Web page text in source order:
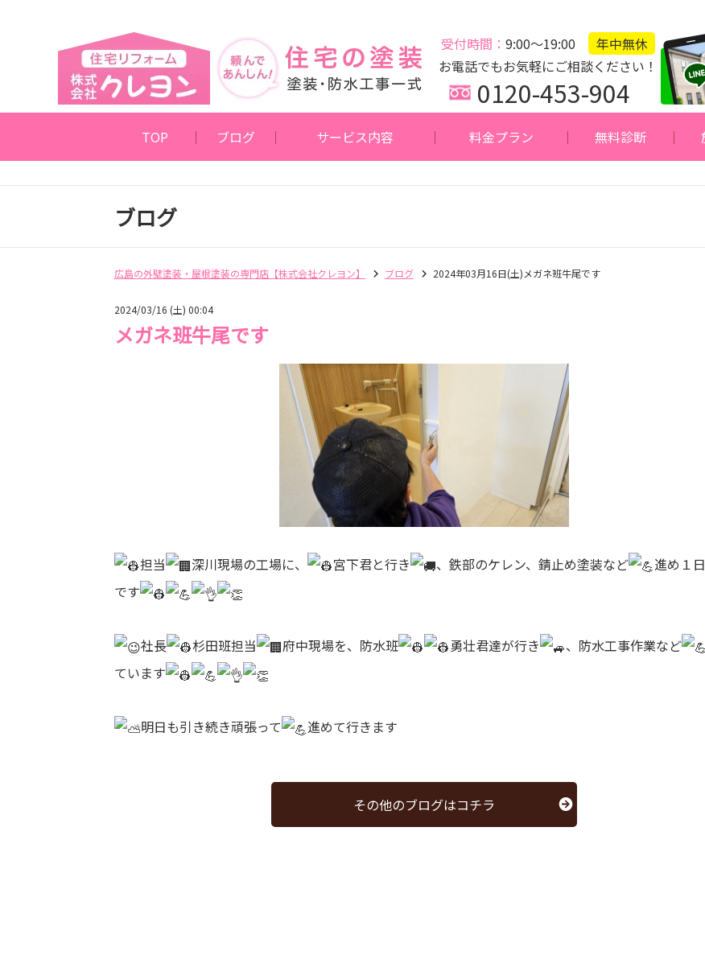
受付時間： 9:00～19:00
年中無休
お電話でもお気軽にご相談ください！
0120-453-904
TOP ブログ サービス内容 料金プラン 無料診断
ブログ
広島の外壁塗装・屋根塗装の専門店【株式会社クレヨン】 ブログ 2024年03月16日(土)メガネ班牛尾です
2024/03/16 (土) 00:04
メガネ班牛尾です
担当 深川現場の工場に、 宮下君と行き 、鉄部のケレン、錆止め塗装など
進め１
です
社長 杉田班担当 府中現場を、防水班 勇壮君達が行き 、防水工事作業など
ています
明日も引き続き頑張って 進めて行きます
その他のブログはコチラ